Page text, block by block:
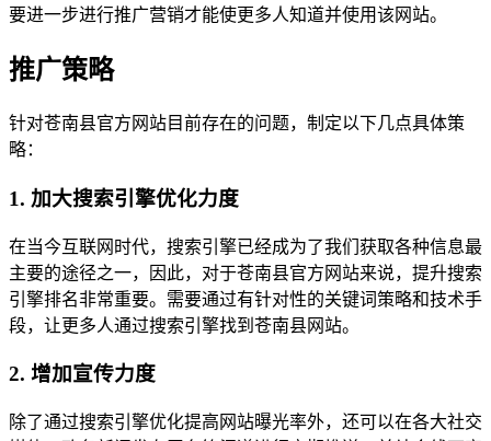
要进一步进行推广营销才能使更多人知道并使用该网站。
推广策略
针对苍南县官方网站目前存在的问题，制定以下几点具体策
略：
1. 加大搜索引擎优化力度
在当今互联网时代，搜索引擎已经成为了我们获取各种信息最
主要的途径之一，因此，对于苍南县官方网站来说，提升搜索
引擎排名非常重要。需要通过有针对性的关键词策略和技术手
段，让更多人通过搜索引擎找到苍南县网站。
2. 增加宣传力度
除了通过搜索引擎优化提高网站曝光率外，还可以在各大社交